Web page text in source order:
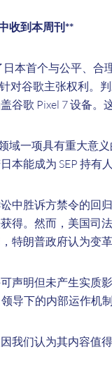
收到本周刊**
本首个与公平、合
对谷歌主张权利。
谷歌 Pixel 7 设备。
域一项具有重大意
本能成为 SEP 持有
中胜诉方禁令的回
得。然而，美国司
特朗普政府认为变革
声明但未产生实质
导下的内部运作机制
我们认为其内容值